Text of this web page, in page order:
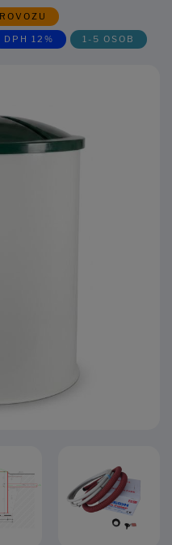
DPH 12% 1-5 OSOB